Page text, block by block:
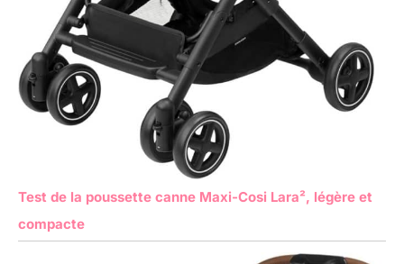
Test de la poussette canne Maxi-Cosi Lara², légère et
compacte